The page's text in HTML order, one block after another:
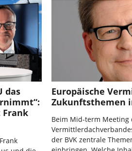
das
Frank
Europäische
Zukunftsthemen
Beim Mid-term Meeting
der BVK zentrale